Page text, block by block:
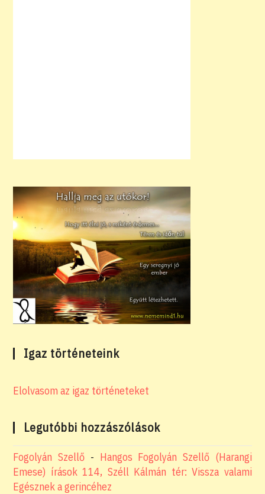
Igaz történeteink
Elolvasom az igaz történeteket
Legutóbbi hozzászólások
Fogolyán Szellő - Hangos Fogolyán Szellő (Harangi
Emese) írások 114, Széll Kálmán tér: Vissza valami
Egésznek a gerincéhez